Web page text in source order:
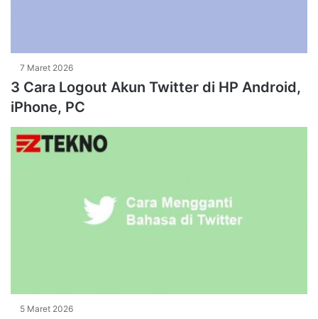
7 Maret 2026
3 Cara Logout Akun Twitter di HP Android,
iPhone, PC
5 Maret 2026